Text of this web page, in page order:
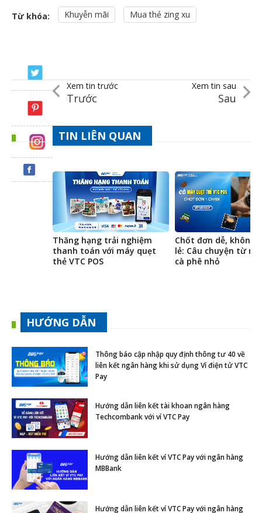
Từ khóa: Khuyễn mãi Mua thẻ zing xu
Xem tin trước
Trước
Xem tin sau
Sau
TIN LIÊN QUAN
Thăng hạng trải nghiệm
thanh toán với máy quẹt
thẻ VTC POS
Chốt đơn dễ, không
lẻ: Câu chuyện từ
cà phê nhỏ
HƯỚNG DẪN
Thông báo cập nhập quy định thông tư 40 về
liên kết ngân hàng khi sử dụng Ví điện tử VTC
Pay
Hướng dẫn liên kết tài khoan ngân hàng
Techcombank với ví VTC Pay
Hướng dẫn liên kết ví VTC Pay với ngân hàng
MBBank
Hướng dẫn liên kết ví VTC Pay với ngân hàng